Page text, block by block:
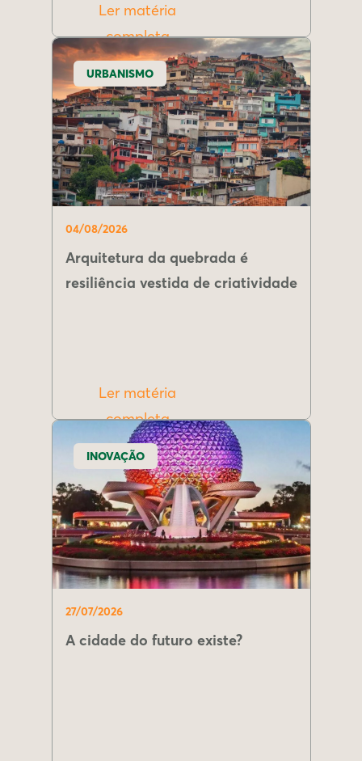
Ler matéria
completa
URBANISMO
04/08/2026
Arquitetura da quebrada é
resiliência vestida de criatividade
Ler matéria
completa
INOVAÇÃO
27/07/2026
A cidade do futuro existe?